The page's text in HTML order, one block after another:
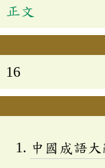
正文
16
中國成語